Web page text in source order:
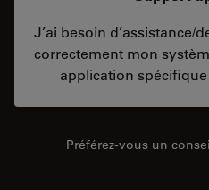
J’ai besoin
correctement mon
application
Préférez-vous un